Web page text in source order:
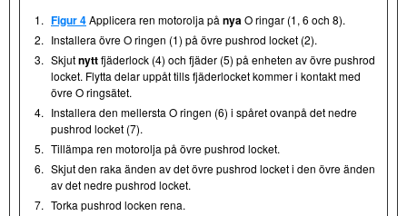
1. Figur 4Applicera ren motorolja på nyaO ringar (1, 6 och 8).
2. Installera övre O ringen (1) på övre pushrod locket (2).
3. Skjutnyttfjäderlock (4) och fjäder (5) på enheten av övre pushrod
locket. Flytta delar uppåt tills fjäderlocket kommer i kontakt med
övre O ringsätet.
4. Installera den mellersta O ringen (6) i spåret ovanpå det nedre
pushrod locket (7).
5. Tillämpa ren motorolja på övre pushrod locket.
6. Skjut den raka änden av det övre pushrod locket i den övre änden
av det nedre pushrod locket.
7. Torka pushrod locken rena.